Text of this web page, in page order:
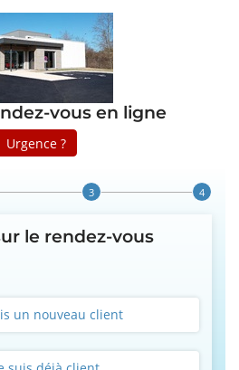
vous en ligne
Urgence ?
le rendez-vous
un nouveau client